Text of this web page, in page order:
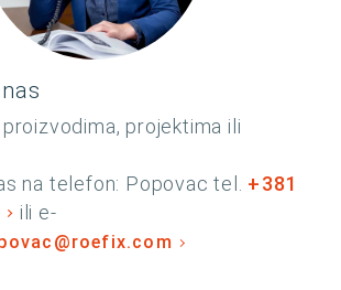
projektima ili
na telefon: Popovac tel. +381
ili e-